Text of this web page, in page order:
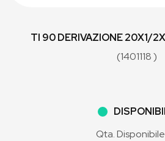
TI 90 DERIVAZIONE 20X1/
(1401118 )
Qta.